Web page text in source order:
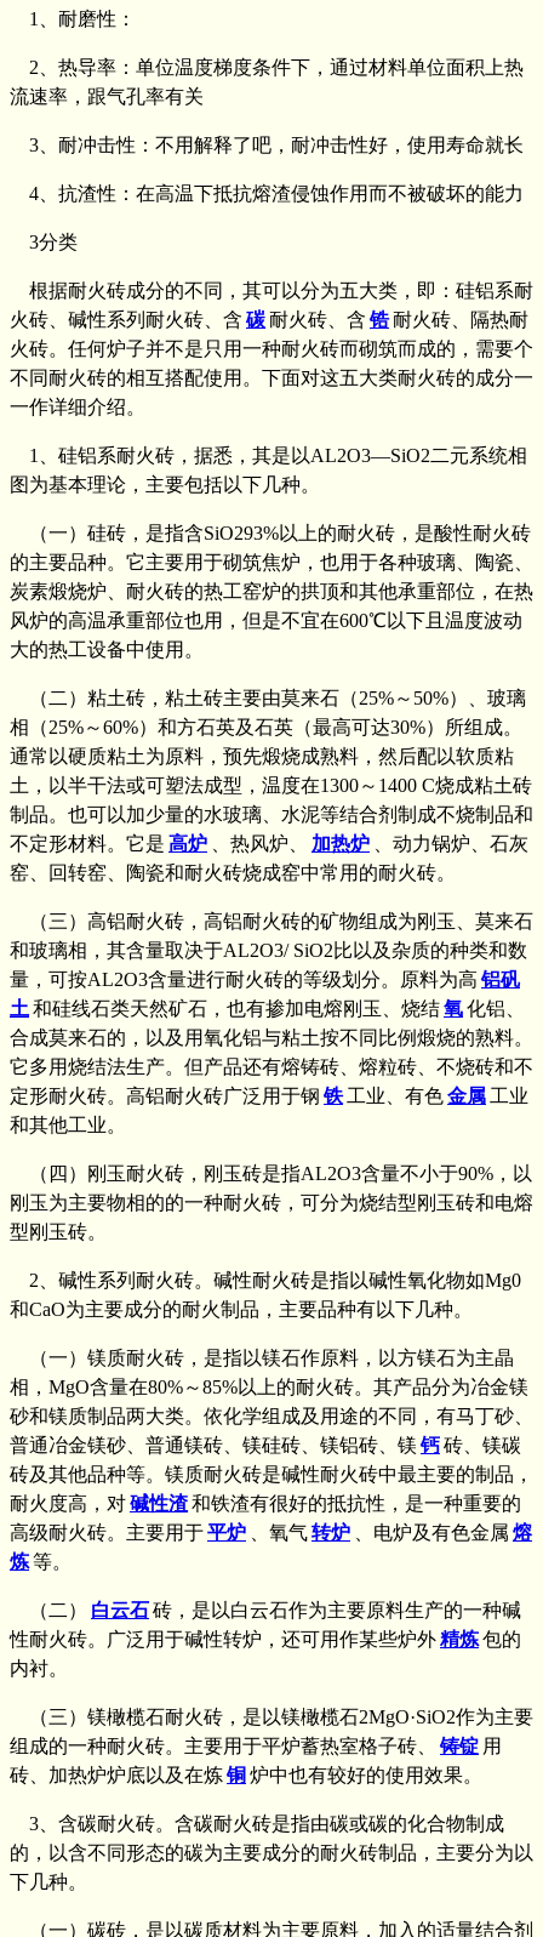
1、耐磨性：
2、热导率：单位温度梯度条件下，通过材料单位面积上热
流速率，跟气孔率有关
3、耐冲击性：不用解释了吧，耐冲击性好，使用寿命就长
4、抗渣性：在高温下抵抗熔渣侵蚀作用而不被破坏的能力
3分类
根据耐火砖成分的不同，其可以分为五大类，即：硅铝系耐
火砖、碱性系列耐火砖、含 碳耐火砖、含 锆耐火砖、隔热耐
火砖。任何炉子并不是只用一种耐火砖而砌筑而成的，需要个
不同耐火砖的相互搭配使用。下面对这五大类耐火砖的成分一
一作详细介绍。
1、硅铝系耐火砖，据悉，其是以AL2O3—SiO2二元系统相
图为基本理论，主要包括以下几种。
（一）硅砖，是指含SiO293%以上的耐火砖，是酸性耐火砖
的主要品种。它主要用于砌筑焦炉，也用于各种玻璃、陶瓷、
炭素煅烧炉、耐火砖的热工窑炉的拱顶和其他承重部位，在热
风炉的高温承重部位也用，但是不宜在600℃以下且温度波动
大的热工设备中使用。
（二）粘土砖，粘土砖主要由莫来石（25%～50%）、玻璃
相（25%～60%）和方石英及石英（最高可达30%）所组成。
通常以硬质粘土为原料，预先煅烧成熟料，然后配以软质粘
土，以半干法或可塑法成型，温度在1300～1400 C烧成粘土砖
制品。也可以加少量的水玻璃、水泥等结合剂制成不烧制品和
不定形材料。它是 高炉 、热风炉、 加热炉
、动力锅炉、石灰
窑、回转窑、陶瓷和耐火砖烧成窑中常用的耐火砖。
（三）高铝耐火砖，高铝耐火砖的矿物组成为刚玉、莫来石
和玻璃相，其含量取决于AL2O3/ SiO2比以及杂质的种类和数
量，可按AL2O3含量进行耐火砖的等级划分。原料为高 铝矾
土 和硅线石类天然矿石，也有掺加电熔刚玉、烧结氧化铝、
合成莫来石的，以及用氧化铝与粘土按不同比例煅烧的熟料。
它多用烧结法生产。但产品还有熔铸砖、熔粒砖、不烧砖和不
定形耐火砖。高铝耐火砖广泛用于钢 铁 工业、有色金属 工业
和其他工业。
（四）刚玉耐火砖，刚玉砖是指AL2O3含量不小于90%，以
刚玉为主要物相的的一种耐火砖，可分为烧结型刚玉砖和电熔
型刚玉砖。
2、碱性系列耐火砖。碱性耐火砖是指以碱性氧化物如Mg0
和CaO为主要成分的耐火制品，主要品种有以下几种。
（一）镁质耐火砖，是指以镁石作原料，以方镁石为主晶
相，MgO含量在80%～85%以上的耐火砖。其产品分为冶金镁
砂和镁质制品两大类。依化学组成及用途的不同，有马丁砂、
普通冶金镁砂、普通镁砖、镁硅砖、镁铝砖、镁 钙砖、镁碳
砖及其他品种等。镁质耐火砖是碱性耐火砖中最主要的制品，
耐火度高，对碱性渣和铁渣有很好的抵抗性，是一种重要的
高级耐火砖。主要用于平炉 、氧气转炉 、电炉及有色金属 熔
炼等。
（二） 白云石砖，是以白云石作为主要原料生产的一种碱
性耐火砖。广泛用于碱性转炉，还可用作某些炉外精炼包的
内衬。
（三）镁橄榄石耐火砖，是以镁橄榄石2MgO·SiO2作为主要
组成的一种耐火砖。主要用于平炉蓄热室格子砖、
铸锭 用
砖、加热炉炉底以及在炼铜 炉中也有较好的使用效果。
3、含碳耐火砖。含碳耐火砖是指由碳或碳的化合物制成
的，以含不同形态的碳为主要成分的耐火砖制品，主要分为以
下几种。
（一）碳砖，是以碳质材料为主要原料，加入的适量结合剂